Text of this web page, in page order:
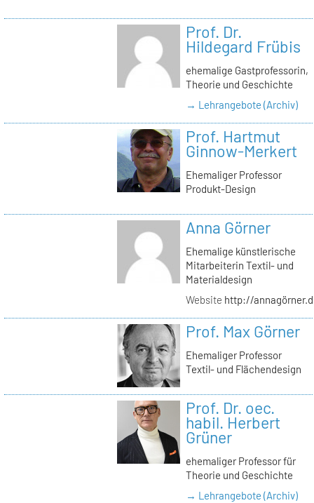
Prof. Dr.
Hildegard Frübis
ehemalige Gastprofessorin,
Theorie und Geschichte
→ Lehrangebote (Archiv)
Prof. Hartmut
Ginnow-Merkert
Ehemaliger Professor
Produkt-Design
Anna Görner
Ehemalige künstlerische
Mitarbeiterin Textil- und
Materialdesign
Website http://
Prof. Max Görner
Ehemaliger Professor
Textil- und Flächendesign
Prof. Dr. oec.
habil. Herbert
Grüner
ehemaliger Professor für
Theorie und Geschichte
→ Lehrangebote (Archiv)